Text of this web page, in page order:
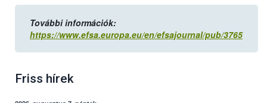
További információk:
https://www.efsa.europa.eu/en/efsajournal/pub/3765
Friss hírek